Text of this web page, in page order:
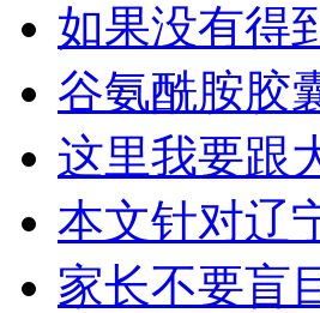
如果没有得
谷氨酰胺胶
这里我要跟
本文针对辽
家长不要盲